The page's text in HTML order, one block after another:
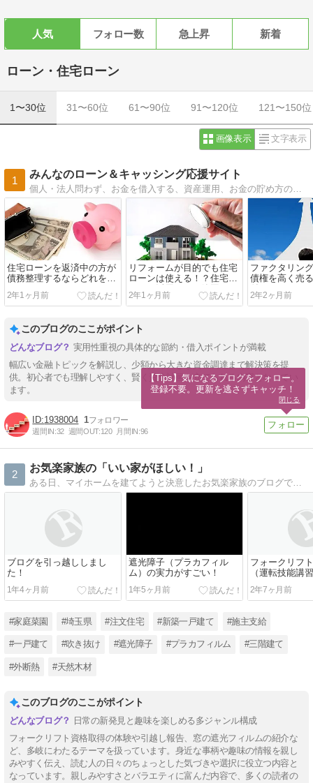
人気 フォロー数 急上昇 新着
ローン・住宅ローン
1〜30位 31〜60位 61〜90位 91〜120位 121〜150位
画像表示 文字表示
1
みんなのローン＆キャッシング応援サイト
個人・法人問わず、お金を借入する、資産運用、お金の貯め方の極意、銀行・消費者金融とのやりとり全般など、日常生活に潜む、お金に関する一切合切を取り上げていきます。
住宅ローンを返済中の方が
債務整理するならどれを選
ぶべき？
2年1ヶ月前
リフォームが目的でも住宅
ローンは使える！？住宅ロ
ーンが活用できる範囲はど
こまで？
2年1ヶ月前
ファクタリン
債権を高く売
付けるべき7
2年2ヶ月前
このブログのここがポイント
実用性重視の具体的な節約・借入ポイントが満載
幅広い金融トピックを解説し、少額から大きな資金調達まで解決策を提
供。初心者でも理解しやすく、賢く資金計画を立てられる内容となってい
ます。
1938004 1
週間IN:32 週間OUT:120 月間IN:96
2
お気楽家族の「いい家がほしい！」
ある日、マイホームを建てようと決意したお気楽家族のブログです。入居後は日常のあれこれも綴っています。
ブログを引っ越ししまし
た！
1年4ヶ月前
遮光障子（プラカフィル
ム）の実力がすごい！
1年5ヶ月前
フォークリフ
（運転技能講
「申し込み編」
2年7ヶ月前
#家庭菜園 #埼玉県 #注文住宅 #新築一戸建て #施主支給
#一戸建て #吹き抜け #遮光障子 #プラカフィルム #三階建て
#外断熱 #天然木材
このブログのここがポイント
日常の新発見と趣味を楽しめる多ジャンル構成
フォークリフト資格取得の体験や引越し報告、窓の遮光フィルムの紹介な
ど、多岐にわたるテーマを扱っています。身近な事柄や趣味の情報を親し
みやすく伝え、読む人の日々のちょっとした気づきや選択に役立つ内容と
なっています。親しみやすさとバラエティに富んだ内容で、多くの読者の
【Tips】気になるブログをフォロー。
登録不要。更新を逃さずキャッチ！
閉じる